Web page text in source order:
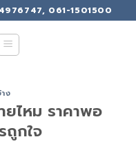
061-1501500
ง
ยไหม ราคาพอ
ถูกใจ